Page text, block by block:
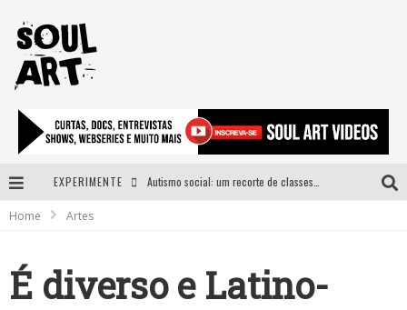
EXPERIMENTE
Novo single de Arnaldo Tifu, “De Testa” explora brasilidade em sons, cores e símbolos
Home Artes
É diverso e Latino-